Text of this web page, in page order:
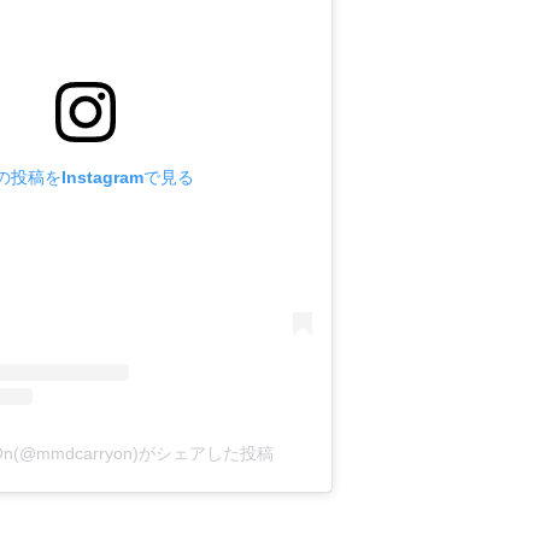
投稿をInstagramで見る
がシェアした投稿